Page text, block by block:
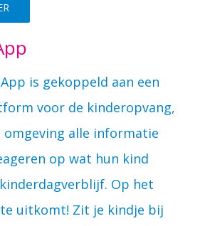
is gekoppeld aan een
voor de kinderopvang,
alle informatie
op wat hun kind
Op het
uitkomt! Zit je kindje bij